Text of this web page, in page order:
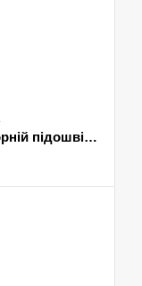
Нубукові Берці на протекторній підошві піксель розмір 41